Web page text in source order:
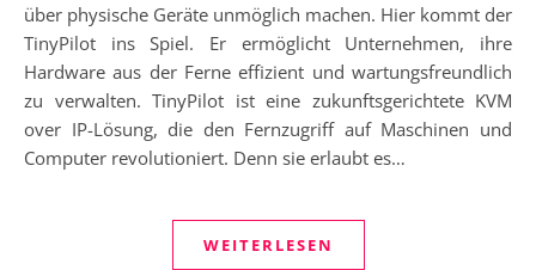
über physische Geräte unmöglich machen. Hier kommt der
TinyPilot ins Spiel. Er ermöglicht Unternehmen, ihre
Hardware aus der Ferne effizient und wartungsfreundlich
zu verwalten. TinyPilot ist eine zukunftsgerichtete KVM
over IP-Lösung, die den Fernzugriff auf Maschinen und
Computer revolutioniert. Denn sie erlaubt es…
WEITERLESEN